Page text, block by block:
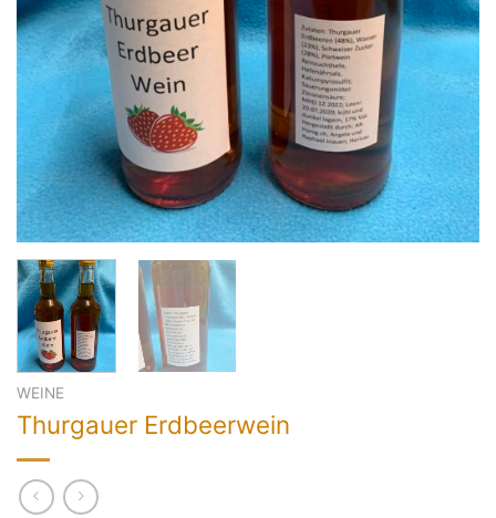
WEINE
Thurgauer Erdbeerwein